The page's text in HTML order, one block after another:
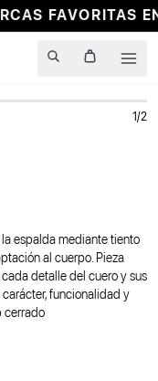
FAVORITAS
1/2
espalda mediante tiento
al cuerpo. Pieza
detalle del cuero y sus
funcionalidad y
cerrado